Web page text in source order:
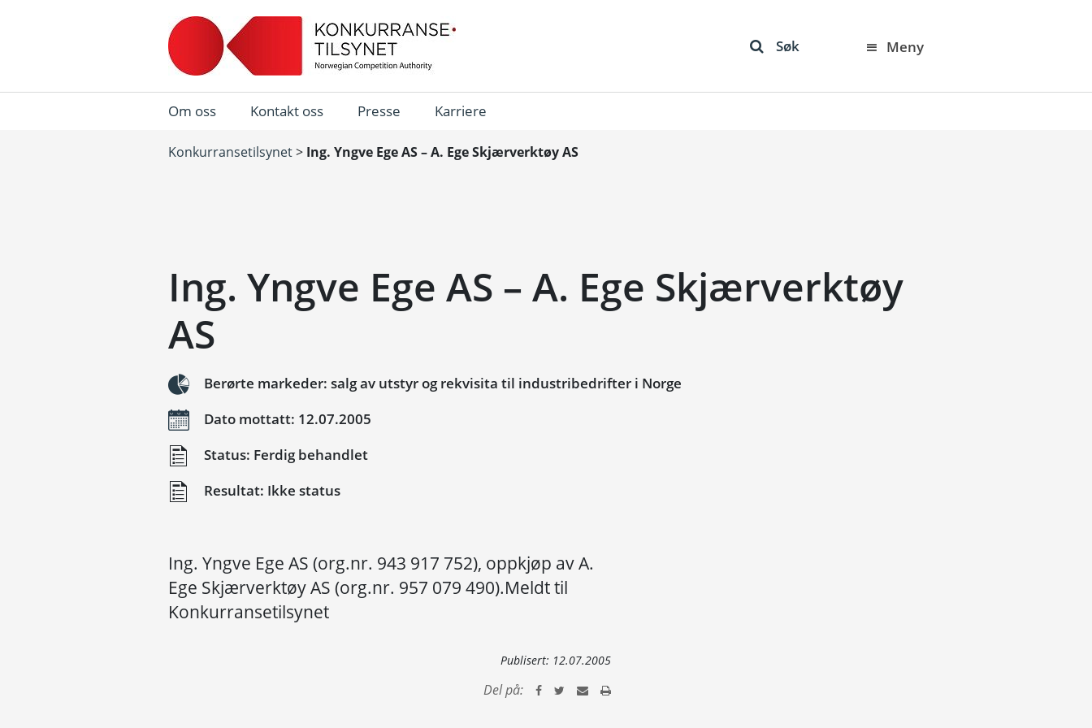
Søk Meny
Om oss Kontakt oss Presse Karriere
Konkurransetilsynet> Ing. Yngve Ege AS – A. Ege Skjærverktøy AS
Ing. Yngve Ege AS – A. Ege Skjærverktøy
AS
Berørte markeder: salg av utstyr og rekvisita til industribedrifter i Norge
Dato mottatt: 12.07.2005
Status: Ferdig behandlet
Resultat: Ikke status
Ing. Yngve Ege AS (org.nr. 943 917 752), oppkjøp av A.
Ege Skjærverktøy AS (org.nr. 957 079 490).Meldt til
Konkurransetilsynet
Publisert: 12.07.2005
Del på: